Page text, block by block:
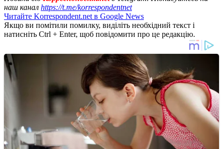
наш канал https://t.me/korrespondentnet
Читайте Korrespondent.net в Google News
Якщо ви помітили помилку, виділіть необхідний текст і
натисніть Ctrl + Enter, щоб повідомити про це редакцію.